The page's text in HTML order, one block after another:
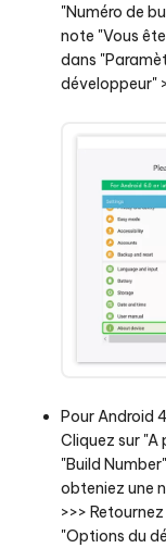
"Numéro de
note "Vous
dans
développeur"
Pour Android
Cliquez sur "A
"Build
obteniez une
>>>
"Options du